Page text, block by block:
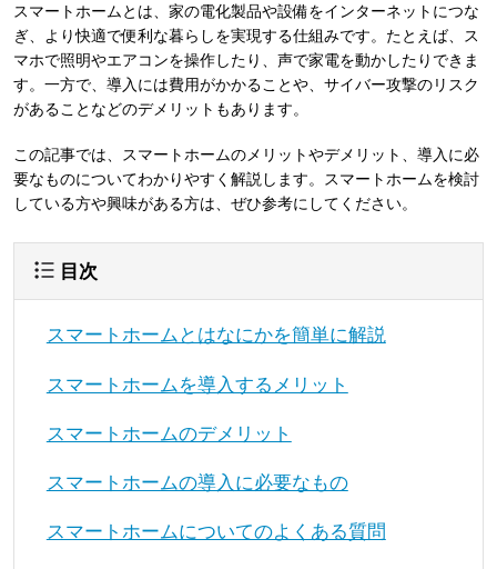
スマートホームとは、家の電化製品や設備をインターネットにつな
ぎ、より快適で便利な暮らしを実現する仕組みです。たとえば、ス
マホで照明やエアコンを操作したり、声で家電を動かしたりできま
す。一方で、導入には費用がかかることや、サイバー攻撃のリスク
があることなどのデメリットもあります。
この記事では、スマートホームのメリットやデメリット、導入に必
要なものについてわかりやすく解説します。スマートホームを検討
している方や興味がある方は、ぜひ参考にしてください。
目次
スマートホームとはなにかを簡単に解説
スマートホームを導入するメリット
スマートホームのデメリット
スマートホームの導入に必要なもの
スマートホームについてのよくある質問